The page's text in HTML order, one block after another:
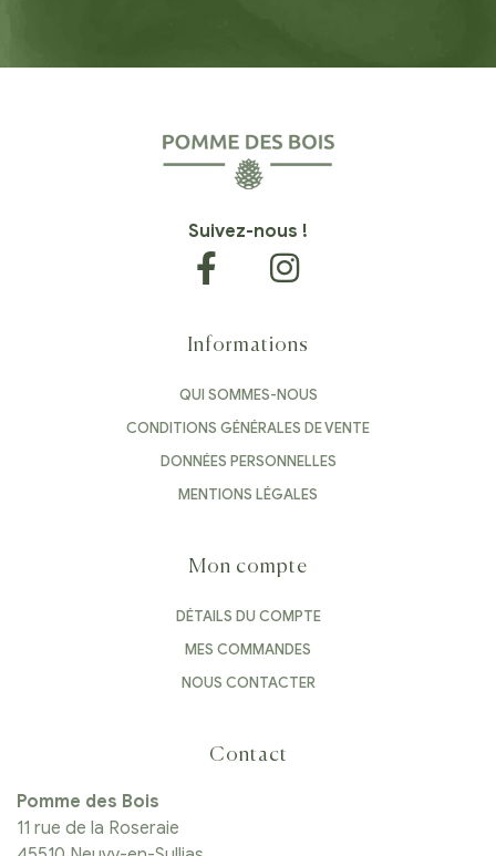
Suivez-nous !
Informations
QUI SOMMES-NOUS
CONDITIONS GÉNÉRALES DE VENTE
DONNÉES PERSONNELLES
MENTIONS LÉGALES
Mon compte
DÉTAILS DU COMPTE
MES COMMANDES
NOUS CONTACTER
Contact
Pomme des Bois
11 rue de la Roseraie